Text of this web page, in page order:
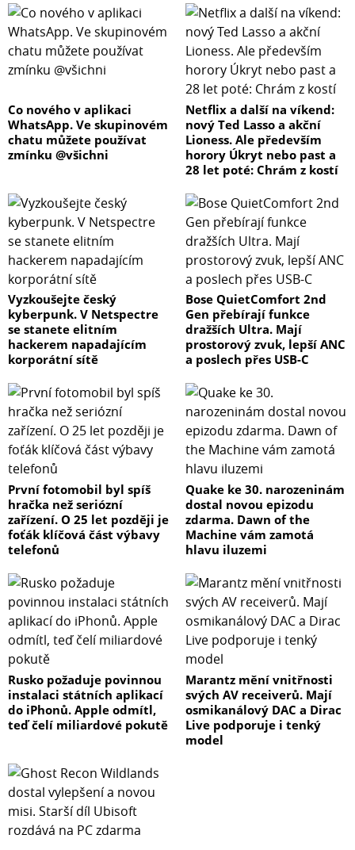
Co nového v aplikaci
WhatsApp. Ve skupinovém
chatu můžete používat
zmínku @všichni
Netflix a další na víkend:
nový Ted Lasso a akční
Lioness. Ale především
horory Úkryt nebo past a
28 let poté: Chrám z kostí
Vyzkoušejte český
kyberpunk. V Netspectre
se stanete elitním
hackerem napadajícím
korporátní sítě
Bose QuietComfort 2nd
Gen přebírají funkce
dražších Ultra. Mají
prostorový zvuk, lepší ANC
a poslech přes USB-C
První fotomobil byl spíš
hračka než seriózní
zařízení. O 25 let později je
foťák klíčová část výbavy
telefonů
Quake ke 30. narozeninám
dostal novou epizodu
zdarma. Dawn of the
Machine vám zamotá
hlavu iluzemi
Rusko požaduje povinnou
instalaci státních aplikací
do iPhonů. Apple odmítl,
teď čelí miliardové pokutě
Marantz mění vnitřnosti
svých AV receiverů. Mají
osmikanálový DAC a Dirac
Live podporuje i tenký
model